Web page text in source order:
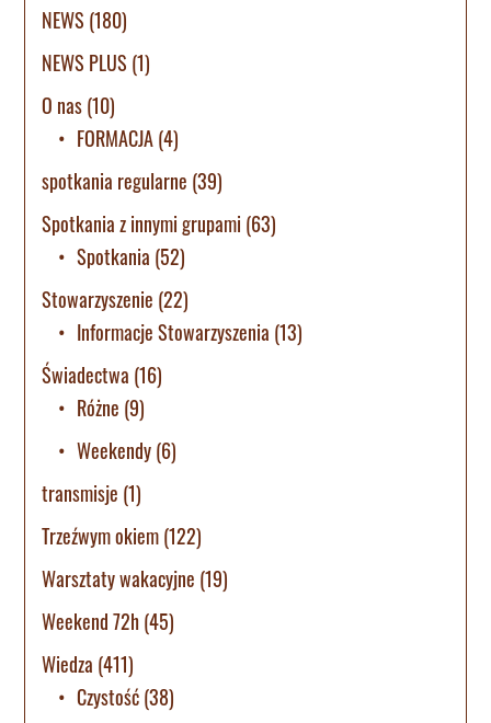
NEWS (180)
NEWS PLUS (1)
O nas(10)
FORMACJA(4)
spotkania regularne (39)
Spotkania z innymi grupami (63)
Spotkania (52)
Stowarzyszenie (22)
Informacje Stowarzyszenia (13)
Świadectwa (16)
Różne (9)
Weekendy(6)
transmisje (1)
Trzeźwym okiem(122)
Warsztaty wakacyjne (19)
Weekend 72h(45)
Wiedza (411)
Czystość(38)